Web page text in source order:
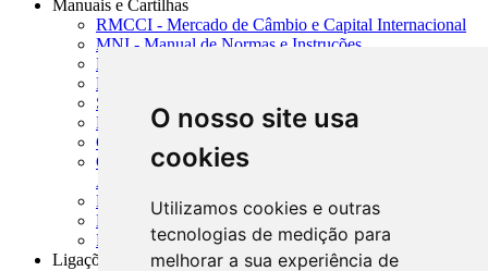
O nosso site usa
cookies
Utilizamos cookies e outras
tecnologias de medição para
melhorar a sua experiência de
Manuais e Cartilhas
RMCCI - Mercado de Câmbio e Capital Internacional
MNI - Manual de Normas e Instruções
MTVM - Manual de Títulos e Valores Mobiliários
MCR - Manual de Crédito Rural
SISORF - Manual de Organização do SFN
MASUP - Manual de Supervisão Bancária
CADOC - Catálogo de Documentos
CNAE-CONCLA - Classificação Nacional de
Atividades Econômicas
PMF - Cartilhas do BCB
Manuais Auxiliares do BCB e Cosif-e
Resenhas Diárias Governamentais
Ligações Externas